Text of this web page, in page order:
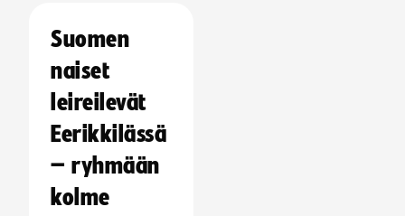
Suomen
naiset
leireilevät
Eerikkilässä
– ryhmään
kolme